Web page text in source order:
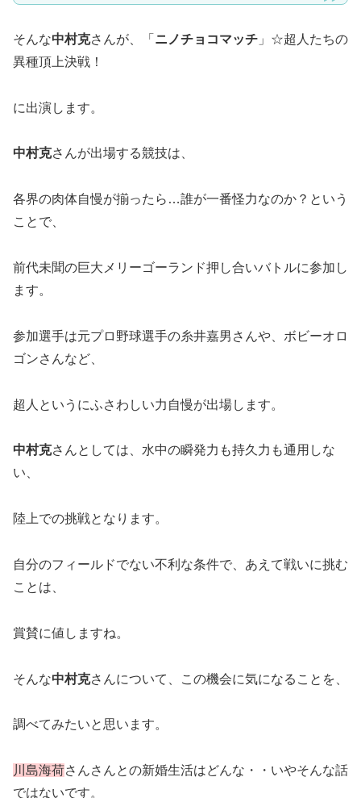
そんな中村克さんが、「 ニノチョコマッチ 」☆超人たちの
異種頂上決戦！
に出演します。
中村克さんが出場する競技は、
各界の肉体自慢が揃ったら…誰が一番怪力なのか？という
ことで、
前代未聞の巨大メリーゴーランド押し合いバトルに参加し
ます。
参加選手は元プロ野球選手の糸井嘉男さんや、ボビーオロ
ゴンさんなど、
超人というにふさわしい力自慢が出場します。
中村克さんとしては、水中の瞬発力も持久力も通用しな
い、
陸上での挑戦となります。
自分のフィールドでない不利な条件で、あえて戦いに挑む
ことは、
賞賛に値しますね。
そんな中村克さんについて、この機会に気になることを、
調べてみたいと思います。
川島海荷さんさんとの新婚生活はどんな・・いやそんな話
ではないです。